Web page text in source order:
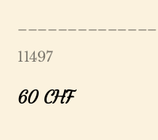
11497
60CHF